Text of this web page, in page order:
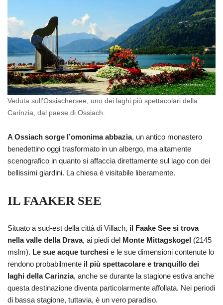
Veduta sull’Ossiachersee, uno dei laghi più spettacolari della
Carinzia, dal paese di Ossiach.
A Ossiach sorge l’omonima abbazia, un antico monastero
benedettino oggi trasformato in un albergo, ma altamente
scenografico in quanto si affaccia direttamente sul lago con dei
bellissimi giardini. La chiesa è visitabile liberamente.
IL FAAKER SEE
Situato a sud-est della città di Villach, il Faake See si trova
nella valle della Drava, ai piedi del Monte Mittagskogel (2145
mslm). Le sue acque turchesi e le sue dimensioni contenute lo
rendono probabilmente il più spettacolare e tranquillo dei
laghi della Carinzia, anche se durante la stagione estiva anche
questa destinazione diventa particolarmente affollata. Nei periodi
di bassa stagione, tuttavia, è un vero paradiso.